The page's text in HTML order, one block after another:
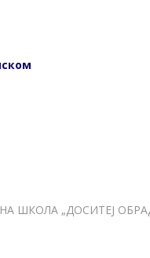
ШКОЛА „ДОСИТЕЈ